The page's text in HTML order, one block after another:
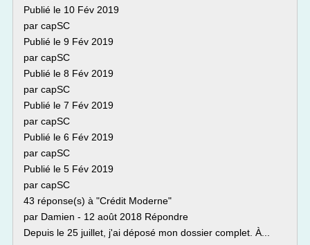
Publié le 10 Fév 2019
par capSC
Publié le 9 Fév 2019
par capSC
Publié le 8 Fév 2019
par capSC
Publié le 7 Fév 2019
par capSC
Publié le 6 Fév 2019
par capSC
Publié le 5 Fév 2019
par capSC
43 réponse(s) à "Crédit Moderne"
par Damien - 12 août 2018 Répondre
Depuis le 25 juillet, j'ai déposé mon dossier complet. À...